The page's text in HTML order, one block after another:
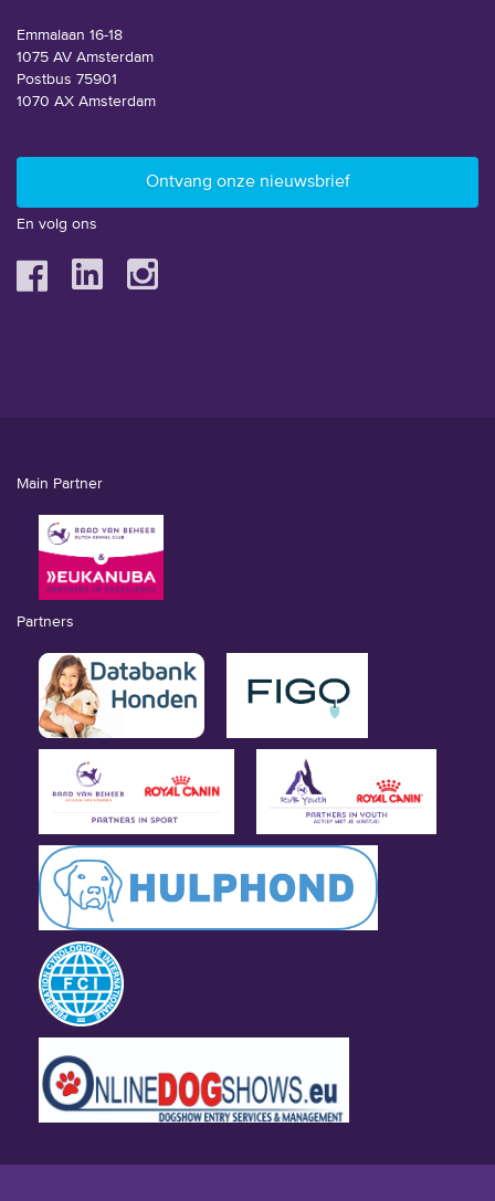
Emmalaan 16-18
1075 AV Amsterdam
Postbus 75901
1070 AX Amsterdam
En volg ons
Main Partner
Partners